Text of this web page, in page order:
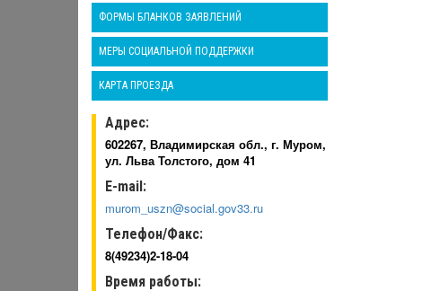
ФОРМЫ БЛАНКОВ ЗАЯВЛЕНИЙ
МЕРЫ СОЦИАЛЬНОЙ ПОДДЕРЖКИ
КАРТА ПРОЕЗДА
Адрес:
602267, Владимирская обл., г. Муром,
ул. Льва Толстого, дом 41
E-mail:
murom_uszn@social.gov33.ru
Телефон/Факс:
8(49234)2-18-04
Время работы: